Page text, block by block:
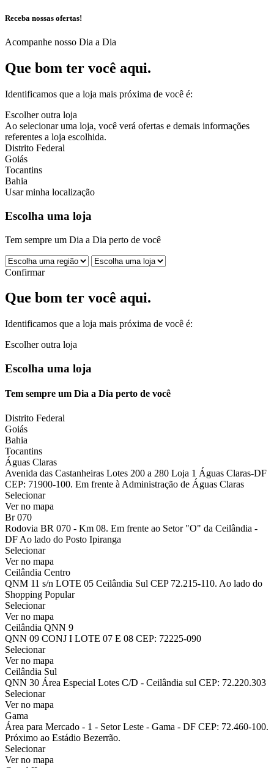
Receba nossas ofertas!
Acompanhe nosso Dia a Dia
Que bom ter você aqui.
Identificamos que a loja mais próxima de você é:
Escolher outra loja
Ao selecionar uma loja, você verá ofertas e demais informações
referentes a loja escolhida.
Distrito Federal
Goiás
Tocantins
Bahia
Usar minha localização
Escolha uma loja
Tem sempre um Dia a Dia perto de você
Confirmar
Que bom ter você aqui.
Identificamos que a loja mais próxima de você é:
Escolher outra loja
Escolha uma loja
Tem sempre um Dia a Dia perto de você
Distrito Federal
Goiás
Bahia
Tocantins
Águas Claras
Avenida das Castanheiras Lotes 200 a 280 Loja 1 Águas Claras-DF
CEP: 71900-100. Em frente à Administração de Águas Claras
Selecionar
Ver no mapa
Br 070
Rodovia BR 070 - Km 08. Em frente ao Setor "O" da Ceilândia -
DF Ao lado do Posto Ipiranga
Selecionar
Ver no mapa
Ceilândia Centro
QNM 11 s/n LOTE 05 Ceilândia Sul CEP 72.215-110. Ao lado do
Shopping Popular
Selecionar
Ver no mapa
Ceilândia QNN 9
QNN 09 CONJ I LOTE 07 E 08 CEP: 72225-090
Selecionar
Ver no mapa
Ceilândia Sul
QNN 30 Área Especial Lotes C/D - Ceilândia sul CEP: 72.220.303
Selecionar
Ver no mapa
Gama
Área para Mercado - 1 - Setor Leste - Gama - DF CEP: 72.460-100.
Próximo ao Estádio Bezerrão.
Selecionar
Ver no mapa